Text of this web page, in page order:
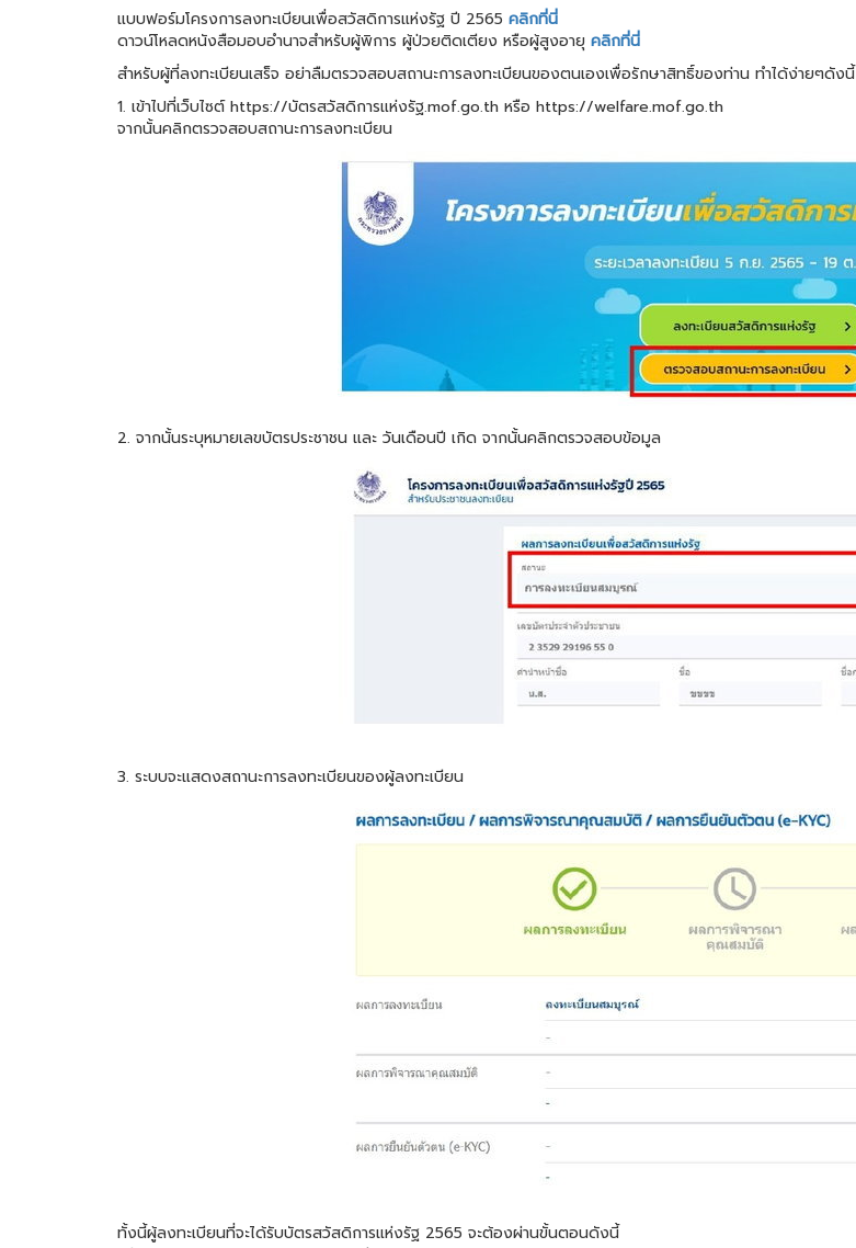
แบบฟอร์มโครงการลงทะเบียนเพื่อสวัสดิการแห่งรัฐ ปี 2565 คลิกที่นี่
ดาวน์โหลดหนังสือมอบอำนาจสำหรับผู้พิการ ผู้ป่วยติดเตียง หรือผู้สูงอายุ คลิกที่นี่
สำหรับผู้ที่ลงทะเบียนเสร็จ อย่าลืมตรวจสอบสถานะการลงทะเบียนของตนเองเพื่อรักษาสิทธิ์ของท่าน ทำได้ง่ายๆดังนี้
1. เข้าไปที่เว็บไซต์ https://บัตรสวัสดิการแห่งรัฐ.mof.go.th หรือ https://welfare.mof.go.th
จากนั้นคลิกตรวจสอบสถานะการลงทะเบียน
2. จากนั้นระบุหมายเลขบัตรประชาชน และ วันเดือนปี เกิด จากนั้นคลิกตรวจสอบข้อมูล
3. ระบบจะแสดงสถานะการลงทะเบียนของผู้ลงทะเบียน
ทั้งนี้ผู้ลงทะเบียนที่จะได้รับบัตรสวัสดิการแห่งรัฐ 2565 จะต้องผ่านขั้นตอนดังนี้